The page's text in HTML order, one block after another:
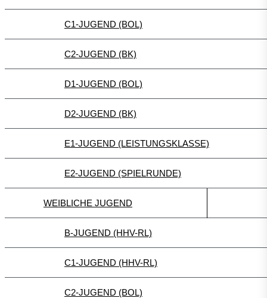
C1-JUGEND (BOL)
C2-JUGEND (BK)
D1-JUGEND (BOL)
D2-JUGEND (BK)
E1-JUGEND (LEISTUNGSKLASSE)
E2-JUGEND (SPIELRUNDE)
WEIBLICHE JUGEND
B-JUGEND (HHV-RL)
C1-JUGEND (HHV-RL)
C2-JUGEND (BOL)